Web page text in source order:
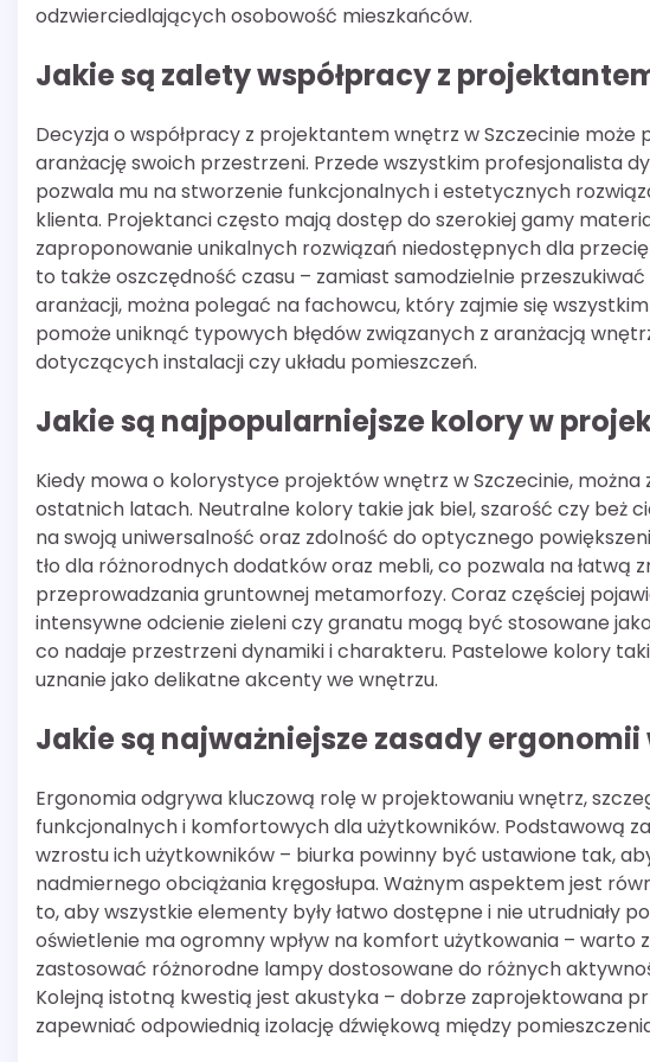
odzwierciedlających osobowość mieszkańców.
Jakie są zalety współpracy z
Decyzja o współpracy z projektantem wnętrz w Szczecinie
aranżację swoich przestrzeni. Przede wszystkim profesjonalista
pozwala mu na stworzenie funkcjonalnych i estetycznych
klienta. Projektanci często mają dostęp do szerokiej gamy
zaproponowanie unikalnych rozwiązań niedostępnych dla
to także oszczędność czasu – zamiast samodzielnie
aranżacji, można polegać na fachowcu, który zajmie się
pomoże uniknąć typowych błędów związanych z aranżacją
dotyczących instalacji czy układu pomieszczeń.
Jakie są najpopularniejsze kolory w
Kiedy mowa o kolorystyce projektów wnętrz w Szczecinie,
ostatnich latach. Neutralne kolory takie jak biel, szarość czy beż
na swoją uniwersalność oraz zdolność do optycznego
tło dla różnorodnych dodatków oraz mebli, co pozwala na
przeprowadzania gruntownej metamorfozy. Coraz częściej
intensywne odcienie zieleni czy granatu mogą być stosowane
co nadaje przestrzeni dynamiki i charakteru. Pastelowe kolory
uznanie jako delikatne akcenty we wnętrzu.
Jakie są najważniejsze zasady
Ergonomia odgrywa kluczową rolę w projektowaniu wnętrz,
funkcjonalnych i komfortowych dla użytkowników. Podstawową
wzrostu ich użytkowników – biurka powinny być ustawione tak,
nadmiernego obciążania kręgosłupa. Ważnym aspektem jest
to, aby wszystkie elementy były łatwo dostępne i nie utrudniały
oświetlenie ma ogromny wpływ na komfort użytkowania – warto
zastosować różnorodne lampy dostosowane do różnych
Kolejną istotną kwestią jest akustyka – dobrze zaprojektowana
zapewniać odpowiednią izolację dźwiękową między